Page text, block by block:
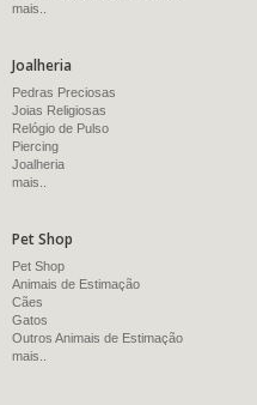
mais..
Joalheria
Pedras Preciosas
Joias Religiosas
Relógio de Pulso
Piercing
Joalheria
mais..
Pet Shop
Pet Shop
Animais de Estimação
Cães
Gatos
Outros Animais de Estimação
mais..